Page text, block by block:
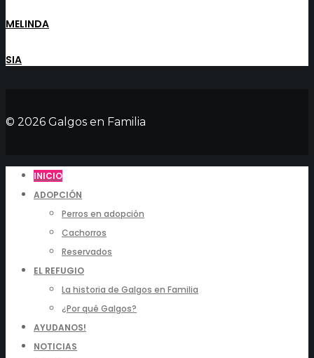
MELINDA
SIA
© 2026 Galgos en Familia
INICIO
ADOPCIÓN
Perros en adopción
Cachorros
Reservados
EL REFUGIO
La historia de Galgos en Familia
¿Por qué Galgos?
AYUDANOS!
NOTICIAS